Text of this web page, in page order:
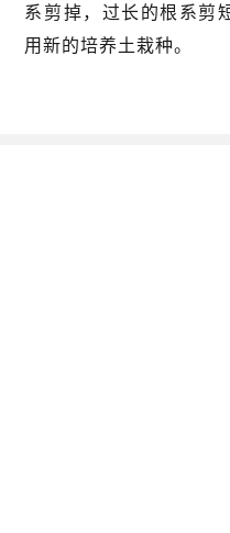
系剪掉，过长的根系剪
用新的培养土栽种。